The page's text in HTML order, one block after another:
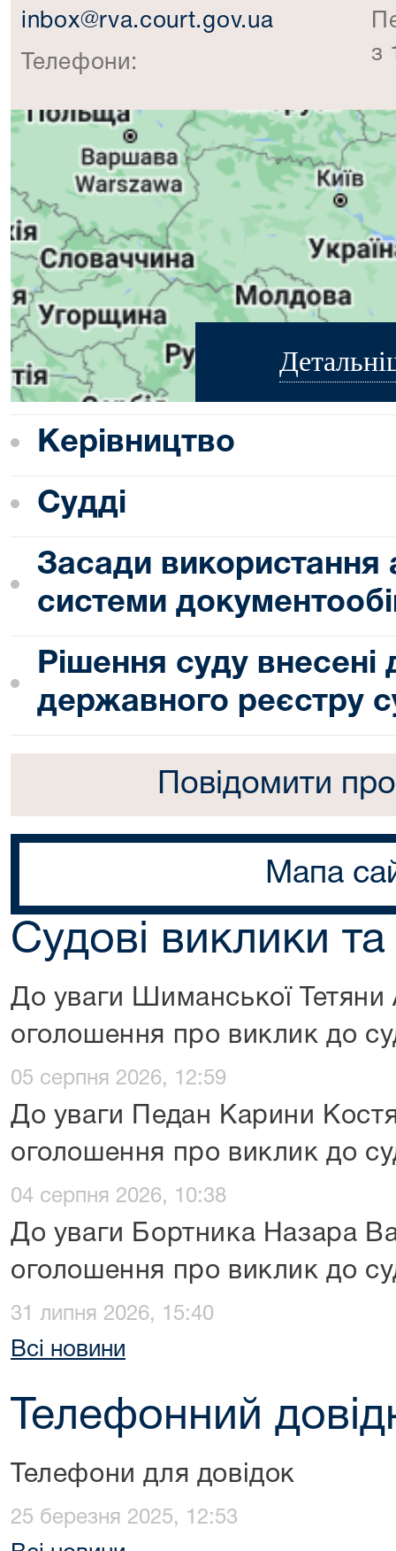
inbox@rva.court.gov.ua
Телефони:
з
Керівництво
Судді
Засади використання
системи
Рішення суду
державного реєстру
Повідомити
Мапа
Судові виклики
До уваги Шиманської Тетяни
оголошення про виклик до
05 серпня 2026, 12:59
До уваги Педан Карини
оголошення про виклик до
04 серпня 2026, 10:38
До уваги Бортника Назара
оголошення про виклик до
31 липня 2026, 15:40
Всі новини
Телефонний
Телефони для довідок
25 березня 2025, 12:53